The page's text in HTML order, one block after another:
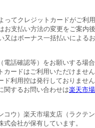
ってクレジットカードがご利
お支払い方法の変更をご案内
又はボーナス一括払いによる
話確認等）をお願いする場合
ードはご利用いただけません
利用控は発行しておりません
関するお問い合わせは楽天市
コウ）楽天市場支店（ラク
会社が保有しています。